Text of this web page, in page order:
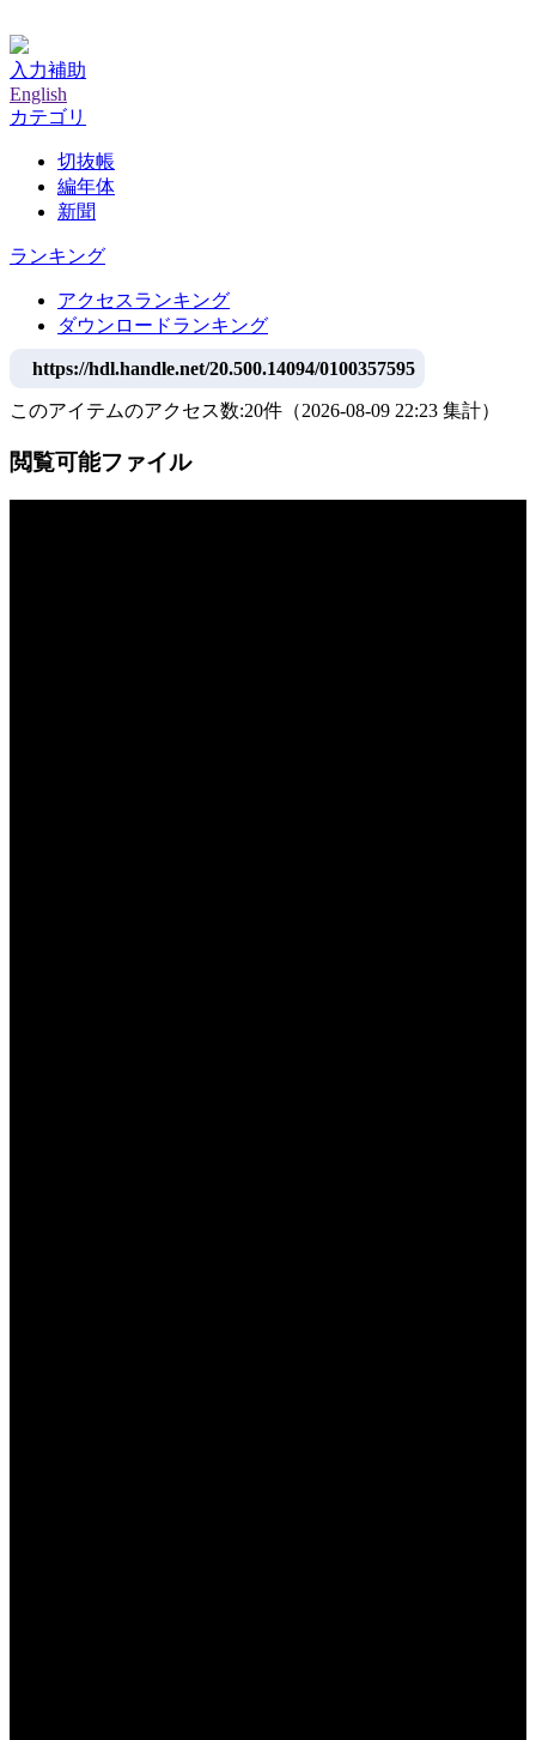
入力補助
English
カテゴリ
切抜帳
編年体
新聞
ランキング
アクセスランキング
ダウンロードランキング
https://hdl.handle.net/20.500.14094/0100357595
このアイテムのアクセス数:20件 （2026-08-09 22:23 集計）
閲覧可能ファイル